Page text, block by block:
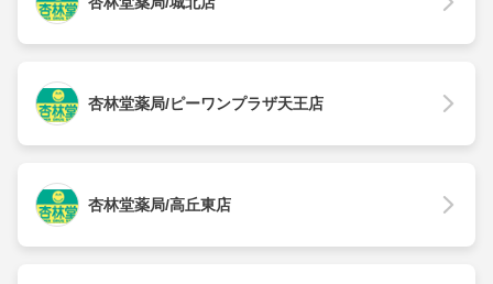
杏林堂薬局/ピーワンプラザ天王店
杏林堂薬局/高丘東店